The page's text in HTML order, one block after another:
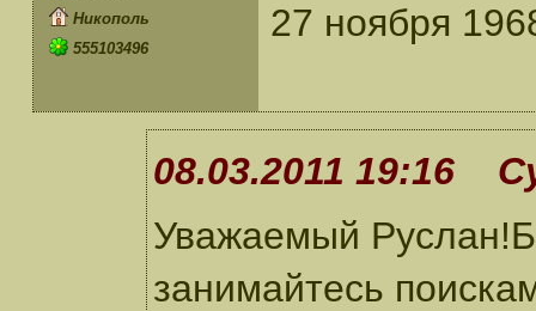
Никополь
555103496
27 ноября
08.03.2011 19:16
Уважаемый
занимайтесь